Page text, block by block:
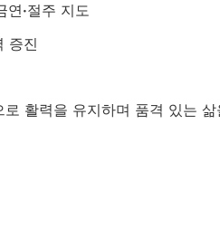
·절주 지도
증진
활력을 유지하며 품격 있는